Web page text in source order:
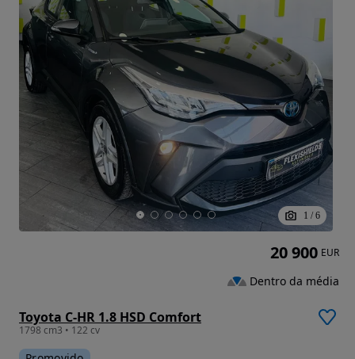
1 / 6
Toyota C-HR 1.8 HSD Comfort
1798 cm3 • 122 cv
20 900 EUR
Dentro da média